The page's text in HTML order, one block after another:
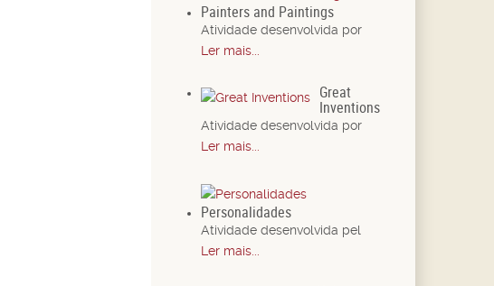
Painters and Paintings
Atividade desenvolvida por
Ler mais...
Great
Inventions
Atividade desenvolvida por
Ler mais...
Personalidades
Atividade desenvolvida pel
Ler mais...